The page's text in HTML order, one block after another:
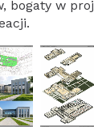
bogaty w